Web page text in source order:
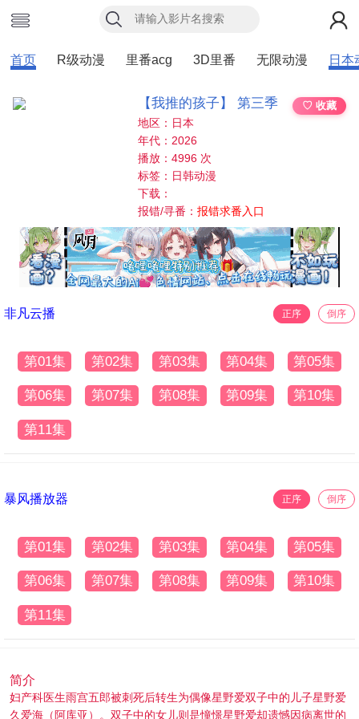
首页 R级动漫 里番acg 3D里番 无限动漫 日本
【我推的孩子】 第三季
♡ 收藏
地区：日本
年代：2026
播放：4996 次
标签：日韩动漫
下载：
报错/寻番：报错求番入口
非凡云播 正序 倒序
第01集 第02集 第03集 第04集 第05集
第06集 第07集 第08集 第09集 第10集
第11集
暴风播放器 正序 倒序
第01集 第02集 第03集 第04集 第05集
第06集 第07集 第08集 第09集 第10集
第11集
简介
妇产科医生雨宫五郎被刺死后转生为偶像星野爱双子中的儿子星野爱
久爱海（阿库亚）。双子中的女儿则是憧憬星野爱却遗憾因病离世的